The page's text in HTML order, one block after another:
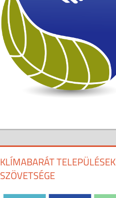
KLÍMABARÁT TELEPÜLÉSEK
SZÖVETSÉGE